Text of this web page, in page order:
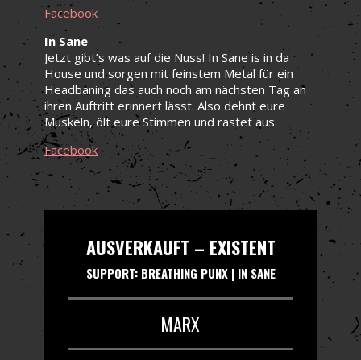
Facebook
In Sane
Jetzt gibt’s was auf die Nuss! In Sane is in da
House und sorgen mit feinstem Metal für ein
Headbaning das auch noch am nächsten Tag an
ihren Auftritt erinnert lässt. Also dehnt eure
Muskeln, ölt eure Stimmen und rastet aus.
Facebook
AUSVERKAUFT – EXISTENT
SUPPORT: BREATHING PUNX | IN SANE
MARX